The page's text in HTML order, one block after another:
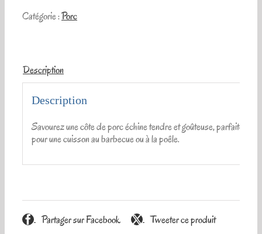
Catégorie :Porc
Description
Description
Savourez une côte de porc échine tendre et goûteuse, parfaite
pour une cuisson au barbecue ou à la poêle.
Partager sur Facebook Tweeter ce produit